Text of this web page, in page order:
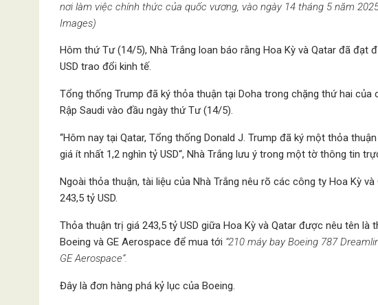
nơi làm việc chính thức của quốc vương, vào ngày 14 tháng 5 năm
Images)
Hôm thứ Tư (14/5), Nhà Trắng loan báo rằng Hoa Kỳ và Qatar đã
USD trao đổi kinh tế.
Tổng thống Trump đã ký thỏa thuận tại Doha trong chặng thứ hai
Rập Saudi vào đầu ngày thứ Tư (14/5).
“Hôm nay tại Qatar, Tổng thống Donald J. Trump đã ký một thỏa
giá ít nhất 1,2 nghìn tỷ USD“, Nhà Trắng lưu ý trong một tờ thông tin
Ngoài thỏa thuận, tài liệu của Nhà Trắng nêu rõ các công ty Hoa Kỳ
243,5 tỷ USD.
Thỏa thuận trị giá 243,5 tỷ USD giữa Hoa Kỳ và Qatar được nêu tên là
Boeing và GE Aerospace để mua tới “210 máy bay Boeing 787
GE Aerospace“.
Đây là đơn hàng phá kỷ lục của Boeing.